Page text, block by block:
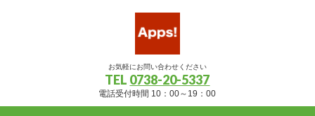
お気軽にお問い合わせください
TEL 0738-20-5337
電話受付時間 10：00～19：00